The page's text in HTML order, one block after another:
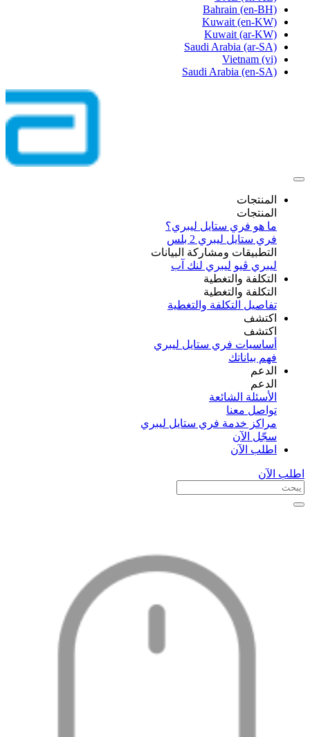
Bahrain (en-BH)
Kuwait (en-KW)
Kuwait (ar-KW)
Saudi Arabia (ar-SA)
Vietnam (vi)
Saudi Arabia (en-SA)
المنتجات
المنتجات
ما هو فري ستايل ليبري؟
فري ستايل ليبري 2 بلس​
التطبيقات ومشاركة البيانات
ليبري ڤيو ليبري لنك آب
التكلفة والتغطية
التكلفة والتغطية
تفاصيل التكلفة والتغطية
اكتشف​
اكتشف​
أساسيات فري ستايل ليبري
فهم بياناتك
الدعم
الدعم
الأسئلة الشائعة
تواصل معنا
مراكز خدمة فري ستايل ليبري
سجّل الآن​
اطلب الآن
اطلب الآن